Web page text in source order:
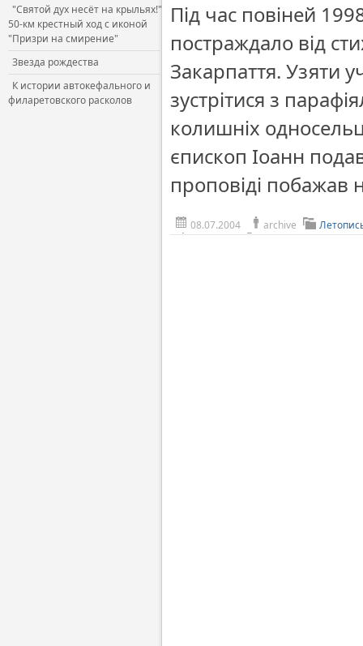
"Святой дух несёт на крыльях!"
50-км крестный ход с иконой
"Призри на смирение"
Звезда рождества
К истории автокефального и
филаретовского расколов
Під час повіней
постраждало від
Закарпаття. Узяти
зустрітися з
колишніх
єпископ Іоанн
проповіді побажав
08.07.2004 archive